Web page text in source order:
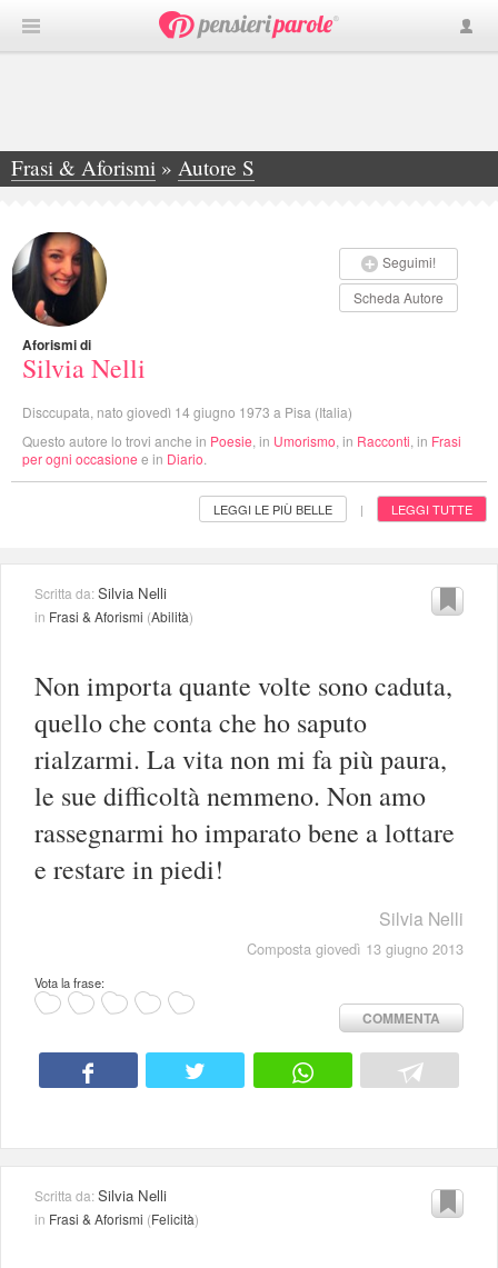
Frasi & Aforismi » Autore S
»Silvia Nelli
Seguimi!
Scheda Autore
Aforismi di
Silvia Nelli
Disccupata, nato giovedì 14 giugno 1973 a Pisa (Italia)
Questo autore lo trovi anche in Poesie , in Umorismo , in Racconti , in Frasi
per ogni occasione e in Diario
LEGGI LE PIÙ BELLE | LEGGI TUTTE
Scritta da:Silvia Nelli
in Frasi & Aforismi (Abilità)
Non importa quante volte sono caduta,
quello che conta che ho saputo
rialzarmi. La vita non mi fa più paura,
le sue difficoltà nemmeno. Non amo
rassegnarmi ho imparato bene a lottare
e restare in piedi!
Silvia Nelli
Composta giovedì 13 giugno 2013
Vota la frase:
COMMENTA
Scritta da:Silvia Nelli
in Frasi & Aforismi (Felicità)